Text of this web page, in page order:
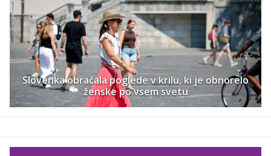
Slovenka obračala poglede v krilu, ki je obnorelo
ženske po vsem svetu